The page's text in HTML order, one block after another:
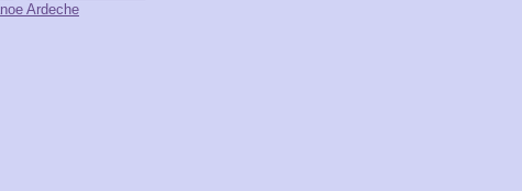
Ardeche